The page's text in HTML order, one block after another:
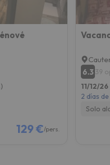
129 €/pers.
6.3 39
11/12/
2 días
Solo